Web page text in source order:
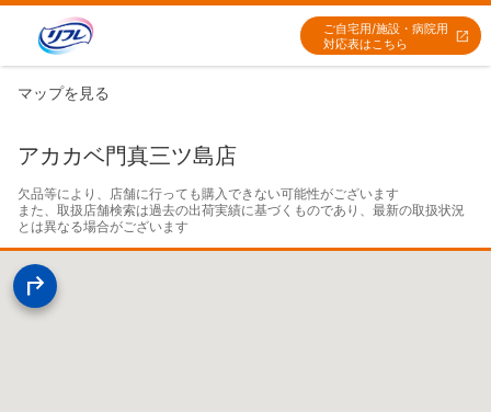
ご自宅用/施設・病院用
対応表はこちら
マップを見る
アカカベ門真三ツ島店
欠品等により、店舗に行っても購入できない可能性がございます
また、取扱店舗検索は過去の出荷実績に基づくものであり、最新の取扱状況
とは異なる場合がございます